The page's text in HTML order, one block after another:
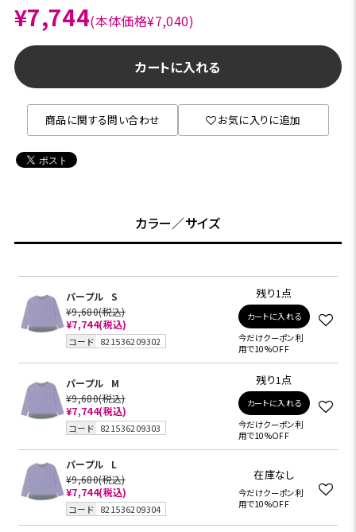
¥7,744(本体価格¥7,040)
カートに入れる
商品に関する問い合わせ お気に入りに追加
カラー／サイズ
パープル
S
¥9,680(税込)
¥7,744(税込)
コード 821536209302
残り1点
カートに入れる
今だけクーポン利
用で10%OFF
パープル
M
¥9,680(税込)
¥7,744(税込)
コード 821536209303
残り1点
カートに入れる
今だけクーポン利
用で10%OFF
パープル
L
¥9,680(税込)
¥7,744(税込)
コード 821536209304
在庫なし
今だけクーポン利
用で10%OFF